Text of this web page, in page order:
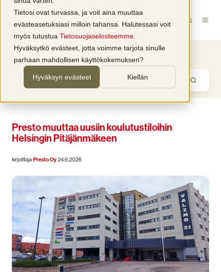
Tietosi ovat turvassa, ja voit aina muuttaa
evästeasetuksiasi milloin tahansa. Halutessasi voit
myös tutustua Tietosuojaselosteemme
Hyväksytkö evästeet, jotta voimme tarjota sinulle
parhaan mahdollisen käyttökokemuksen?
Hyväksyn evästeet Kiellän
Ajankohtaiset uutiset
Presto muuttaa uusiin koulutustiloihin
Helsingin Pitäjänmäkeen
kirjoittaja Presto Oy24.6.2026